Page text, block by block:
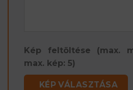
Kép feltöltése (max.
max. kép: 5)
KÉP VÁLASZTÁSA